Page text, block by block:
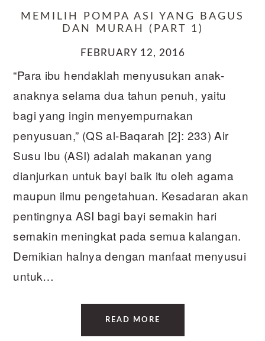
MEMILIH POMPA ASI YANG BAGUS
DAN MURAH (PART 1)
FEBRUARY 12, 2016
“Para ibu hendaklah menyusukan anak-
anaknya selama dua tahun penuh, yaitu
bagi yang ingin menyempurnakan
penyusuan,” (QS al-Baqarah [2]: 233) Air
Susu Ibu (ASI) adalah makanan yang
dianjurkan untuk bayi baik itu oleh agama
maupun ilmu pengetahuan. Kesadaran akan
pentingnya ASI bagi bayi semakin hari
semakin meningkat pada semua kalangan.
Demikian halnya dengan manfaat menyusui
untuk…
READ MORE